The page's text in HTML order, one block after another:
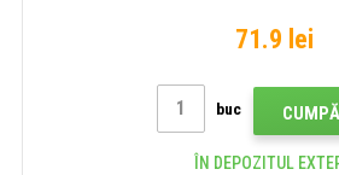
71.9 lei
buc
ÎN DEPOZITUL